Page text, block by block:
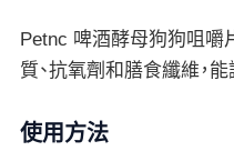
Petnc 啤酒酵母狗狗咀嚼
質、抗氧劑和膳食纖維，
使用方法